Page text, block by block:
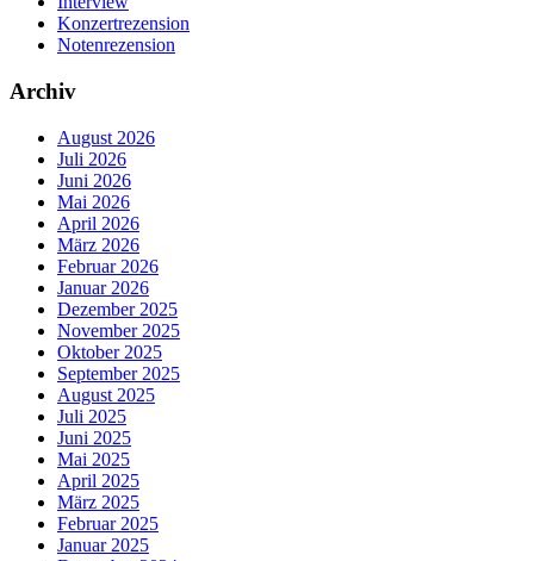
Konzertrezension
Notenrezension
Archiv
August 2026
Juli 2026
Juni 2026
Mai 2026
April 2026
März 2026
Februar 2026
Januar 2026
Dezember 2025
November 2025
Oktober 2025
September 2025
August 2025
Juli 2025
Juni 2025
Mai 2025
April 2025
März 2025
Februar 2025
Januar 2025